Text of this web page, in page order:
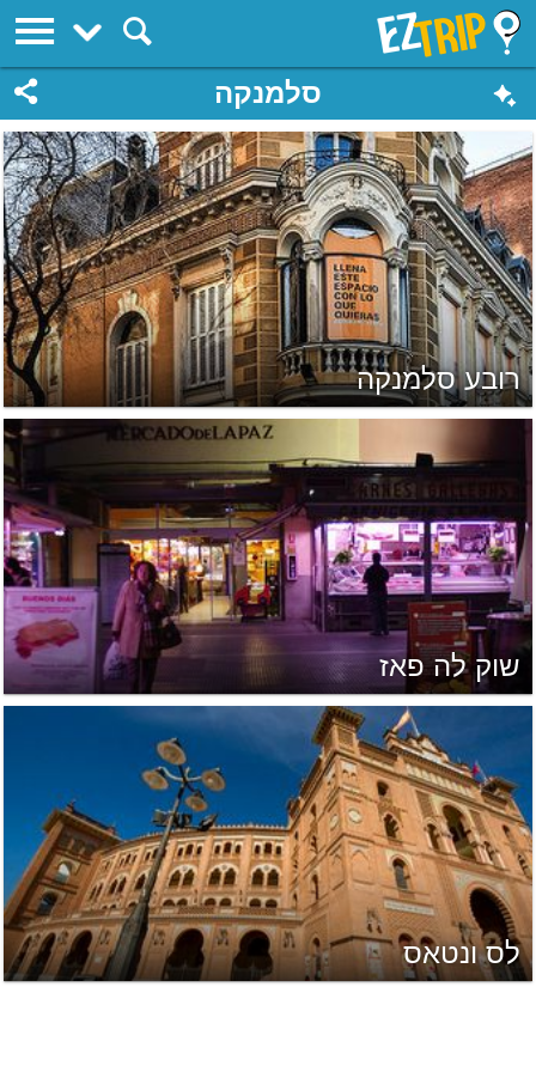
EZTrip
סלמנקה
רובע סלמנקה
שוק לה פאז
לס ונטאס